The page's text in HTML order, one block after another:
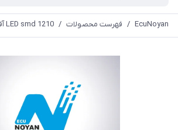
EcuNoyan
/ فهرست محصولات / LED smd 1210 آفتابی - (بسته 50 عددی)